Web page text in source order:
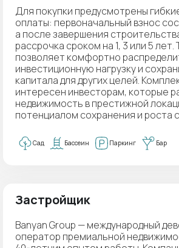
Для покупки предусмотрены
оплаты: первоначальный взнос
а после завершения
рассрочка сроком на 1, 3 или 5
позволяет комфортно
инвестиционную нагрузку и
капитала для других целей.
интересен инвесторам, которые
недвижимость в престижной
потенциалом сохранения и роста
Сад Бассеин Паркинг Бар
Застройщик
Banyan Group — международный
оператор премиальной